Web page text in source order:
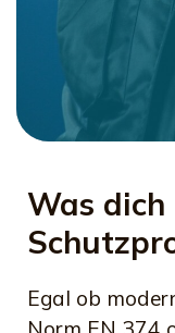
Was
Egal ob